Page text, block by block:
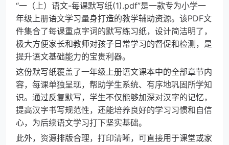
“一（上）语文-每课默写纸(1).pdf”是一款专为小学一
年级上册语文学习量身打造的教学辅助资源。该PDF文
件集合了每课重点字词的默写练习纸，设计简洁明了，
极大方便家长和教师对孩子日常学习的督促和检测，是
提升语文基础能力的宝贵利器。
这份默写纸覆盖了一年级上册语文课本中的全部章节内
容，每课单独呈现，帮助学生系统、有序地巩固所学知
识。通过反复默写，学生不仅能够加深对汉字的记忆，
提高汉字书写规范性，还能培养良好的学习习惯和自信
心，为后续语文学习打下坚实基础。
此外，资源排版合理，打印清晰，可直接用于课堂或家